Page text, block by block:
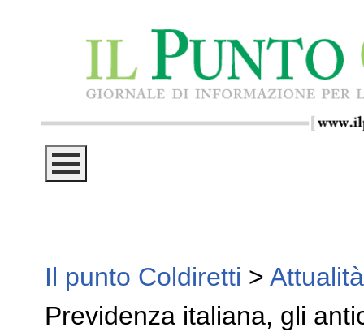
Il punto Coldiretti > Attualità
Previdenza italiana, gli